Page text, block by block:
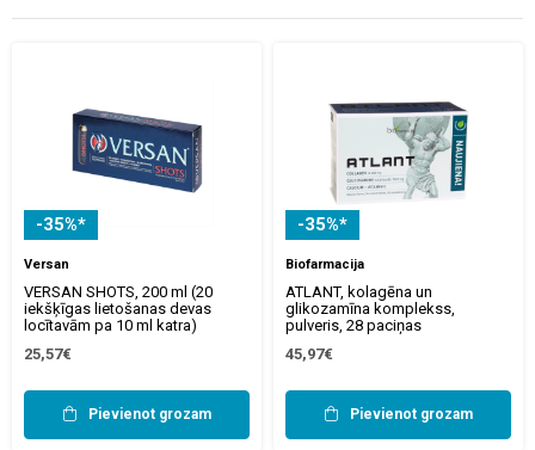
-35%*
Versan
VERSAN SHOTS, 200 ml (20
iekšķīgas lietošanas devas
locītavām pa 10 ml katra)
25,57€
Pievienot grozam
-35%*
Biofarmacija
ATLANT, kolagēna un
glikozamīna komplekss,
pulveris, 28 paciņas
45,97€
Pievienot grozam